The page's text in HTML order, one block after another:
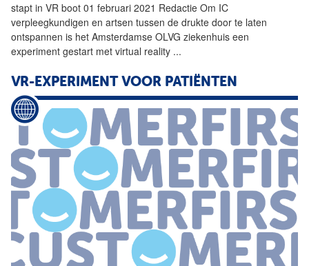
stapt in VR boot 01 februari 2021 Redactie Om IC
verpleegkundigen en artsen tussen de drukte door te laten
ontspannen is het Amsterdamse OLVG ziekenhuis een
experiment gestart met virtual reality ...
VR-EXPERIMENT VOOR PATIËNTEN